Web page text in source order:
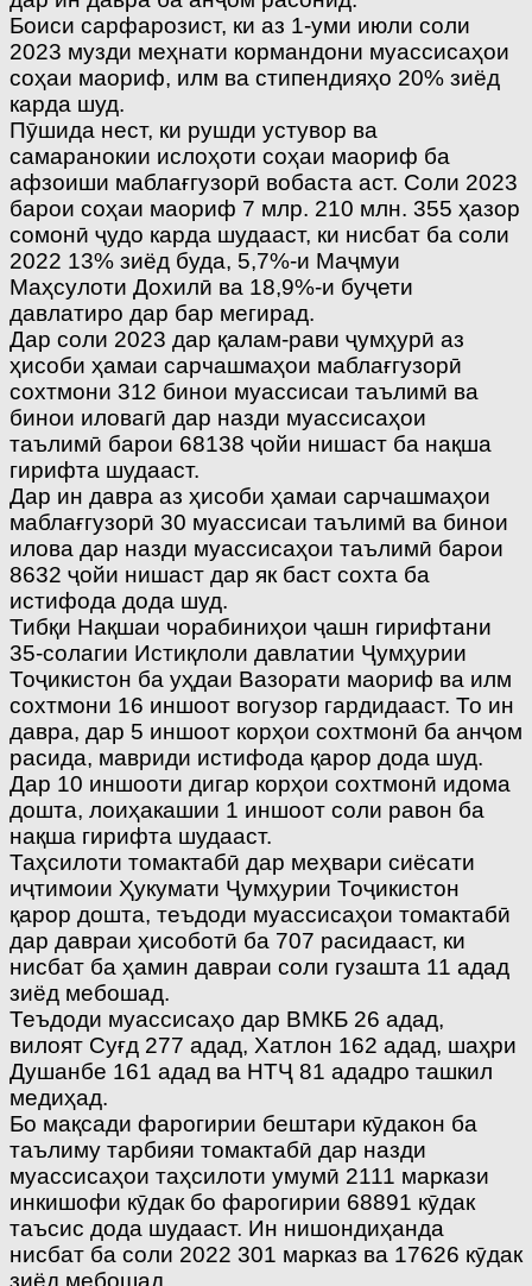
Боиси сарфарозист, ки аз 1-уми июли соли
2023 музди меҳнати кормандони муассисаҳои
соҳаи маориф, илм ва стипендияҳо 20% зиёд
карда шуд.
Пӯшида нест, ки рушди устувор ва
самаранокии ислоҳоти соҳаи маориф ба
афзоиши маблағгузорӣ вобаста аст. Соли 2023
барои соҳаи маориф 7 млр. 210 млн. 355 ҳазор
сомонӣ ҷудо карда шудааст, ки нисбат ба соли
2022 13% зиёд буда, 5,7%-и Маҷмуи
Маҳсулоти Дохилӣ ва 18,9%-и буҷети
давлатиро дар бар мегирад.
Дар соли 2023 дар қалам-рави ҷумҳурӣ аз
ҳисоби ҳамаи сарчашмаҳои маблағгузорӣ
сохтмони 312 бинои муассисаи таълимӣ ва
бинои иловагӣ дар назди муассисаҳои
таълимӣ барои 68138 ҷойи нишаст ба нақша
гирифта шудааст.
Дар ин давра аз ҳисоби ҳамаи сарчашмаҳои
маблағгузорӣ 30 муассисаи таълимӣ ва бинои
илова дар назди муассисаҳои таълимӣ барои
8632 ҷойи нишаст дар як баст сохта ба
истифода дода шуд.
Тибқи Нақшаи чорабиниҳои ҷашн гирифтани
35-солагии Истиқлоли давлатии Ҷумҳурии
Тоҷикистон ба уҳдаи Вазорати маориф ва илм
сохтмони 16 иншоот вогузор гардидааст. То ин
давра, дар 5 иншоот корҳои сохтмонӣ ба анҷом
расида, мавриди истифода қарор дода шуд.
Дар 10 иншооти дигар корҳои сохтмонӣ идома
дошта, лоиҳакашии 1 иншоот соли равон ба
нақша гирифта шудааст.
Таҳсилоти томактабӣ дар меҳвари сиёсати
иҷтимоии Ҳукумати Ҷумҳурии Тоҷикистон
қарор дошта, теъдоди муассисаҳои томактабӣ
дар давраи ҳисоботӣ ба 707 расидааст, ки
нисбат ба ҳамин давраи соли гузашта 11 адад
зиёд мебошад.
Теъдоди муассисаҳо дар ВМКБ 26 адад,
вилоят Суғд 277 адад, Хатлон 162 адад, шаҳри
Душанбе 161 адад ва НТҶ 81 ададро ташкил
медиҳад.
Бо мақсади фарогирии бештари кӯдакон ба
таълиму тарбияи томактабӣ дар назди
муассисаҳои таҳсилоти умумӣ 2111 маркази
инкишофи кӯдак бо фарогирии 68891 кӯдак
таъсис дода шудааст. Ин нишондиҳанда
нисбат ба соли 2022 301 марказ ва 17626 кӯдак
зиёд мебошад.